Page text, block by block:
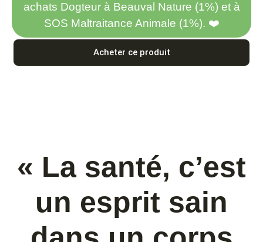
achats Dogteur à Beauval Nature (1%) et à
SOS Maltraitance Animale (1%). ❤️
Acheter ce produit
« La santé, c’est
un esprit sain